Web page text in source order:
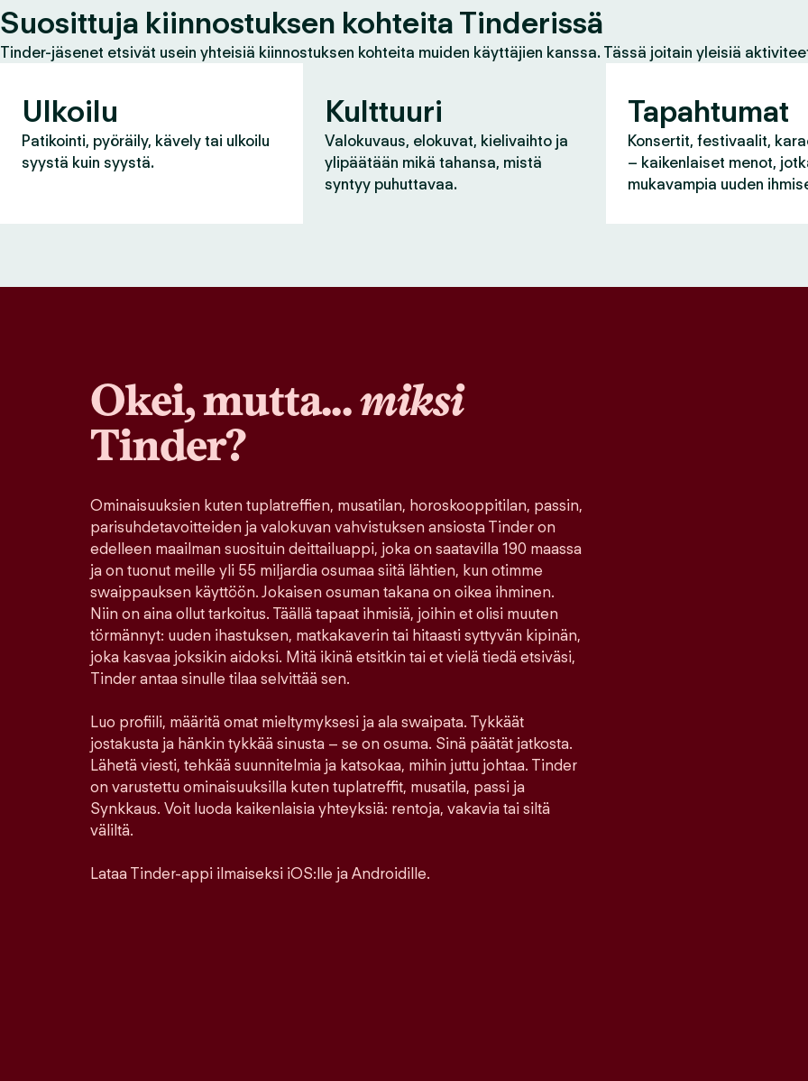
Suosittuja kiinnostuksen kohteita Tinderissä
Tinder-jäsenet etsivät usein yhteisiä kiinnostuksen kohteita muiden käyttäjien kanssa. Tässä joitain yleisiä
Ulkoilu
Patikointi, pyöräily, kävely tai ulkoilu
syystä kuin syystä.
Kulttuuri
Valokuvaus, elokuvat, kielivaihto ja
ylipäätään mikä tahansa, mistä
syntyy puhuttavaa.
Tapahtumat
Konsertit, festivaalit,
– kaikenlaiset menot,
mukavampia uuden
Okei, mutta...miksi
Tinder?
Ominaisuuksien kuten tuplatreffien, musatilan, horoskooppitilan, passin,
parisuhdetavoitteiden ja valokuvan vahvistuksen ansiosta Tinder on
edelleen maailman suosituin deittailuappi, joka on saatavilla 190 maassa
ja on tuonut meille yli 55 miljardia osumaa siitä lähtien, kun otimme
swaippauksen käyttöön. Jokaisen osuman takana on oikea ihminen.
Niin on aina ollut tarkoitus. Täällä tapaat ihmisiä, joihin et olisi muuten
törmännyt: uuden ihastuksen, matkakaverin tai hitaasti syttyvän kipinän,
joka kasvaa joksikin aidoksi. Mitä ikinä etsitkin tai et vielä tiedä etsiväsi,
Tinder antaa sinulle tilaa selvittää sen.
Luo profiili, määritä omat mieltymyksesi ja ala swaipata. Tykkäät
jostakusta ja hänkin tykkää sinusta – se on osuma. Sinä päätät jatkosta.
Lähetä viesti, tehkää suunnitelmia ja katsokaa, mihin juttu johtaa. Tinder
on varustettu ominaisuuksilla kuten tuplatreffit, musatila, passi ja
Synkkaus. Voit luoda kaikenlaisia yhteyksiä: rentoja, vakavia tai siltä
väliltä.
Lataa Tinder-appi ilmaiseksi iOS:lle ja Androidille.